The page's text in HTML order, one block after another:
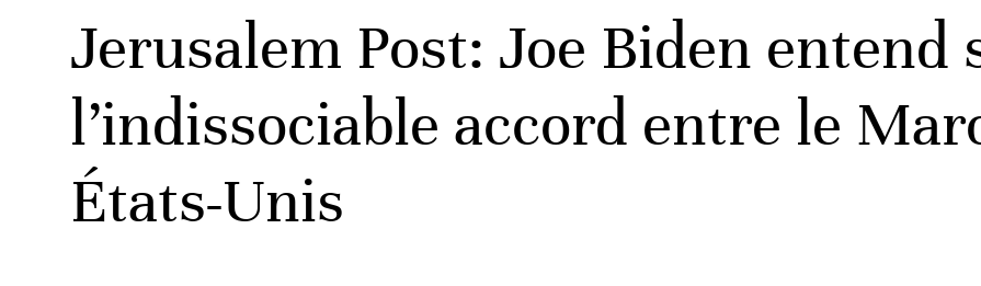
Jerusalem Post: Joe Biden entend
l’indissociable accord entre le
États-Unis